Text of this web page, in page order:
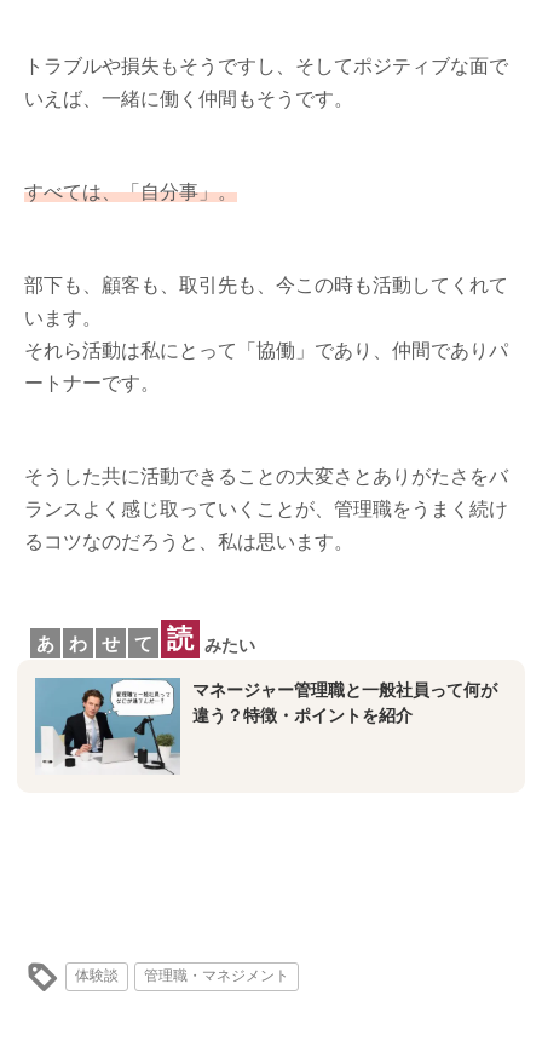
トラブルや損失もそうですし、そしてポジティブな面で
いえば、一緒に働く仲間もそうです。
すべては、「自分事」。
部下も、顧客も、取引先も、今この時も活動してくれて
います。
それら活動は私にとって「協働」であり、仲間でありパ
ートナーです。
そうした共に活動できることの大変さとありがたさをバ
ランスよく感じ取っていくことが、管理職をうまく続け
るコツなのだろうと、私は思います。
あ わ せ て 読 みたい
マネージャー管理職と一般社員って何が
違う？特徴・ポイントを紹介
体験談 管理職・マネジメント